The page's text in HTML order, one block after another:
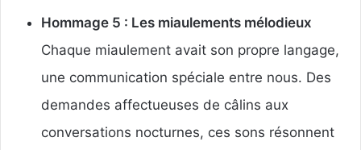
Hommage 5 : Les miaulements mélodieux
Chaque miaulement avait son propre langage,
une communication spéciale entre nous. Des
demandes affectueuses de câlins aux
conversations nocturnes, ces sons résonnent